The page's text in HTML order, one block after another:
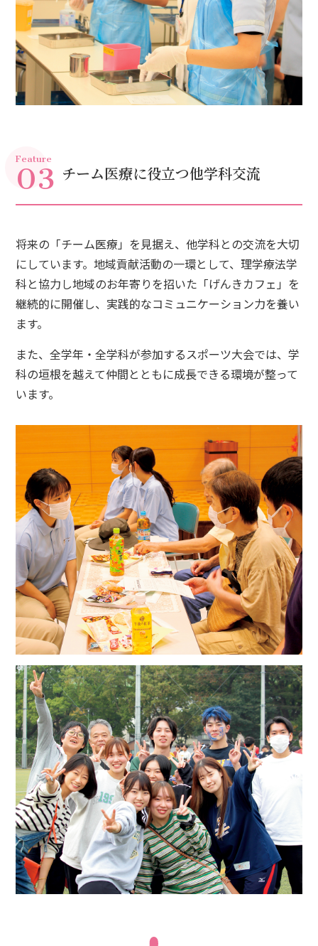
Feature
03 チーム医療に役立つ他学科交流
将来の「チーム医療」を見据え、他学科との交流を大切
にしています。地域貢献活動の一環として、理学療法学
科と協力し地域のお年寄りを招いた「げんきカフェ」を
継続的に開催し、実践的なコミュニケーション力を養い
ます。
また、全学年・全学科が参加するスポーツ大会では、学
科の垣根を越えて仲間とともに成長できる環境が整って
います。